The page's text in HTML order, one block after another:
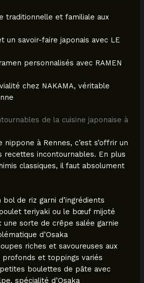
traditionnelle et familiale aux
un savoir-faire japonais avec LE
personnalisés avec RAMEN
chez NAKAMA, véritable
de la cuisine japonaise à
nippone à Rennes, c’est s’offrir un
recettes incontournables. En plus
classiques, il faut absolument
de riz garni d’ingrédients
teriyaki ou le bœuf mijoté
une sorte de crêpe salée garnie
d’Osaka
riches et savoureuses aux
profonds et toppings variés
boulettes de pâte avec
spécialité d’Osaka